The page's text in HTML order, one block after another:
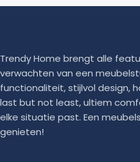
Trendy Home brengt alle
verwachten van een
functionaliteit, stijlvol design,
last but not least, ultiem
elke situatie past. Een
genieten!